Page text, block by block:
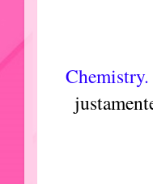
Chemistry.